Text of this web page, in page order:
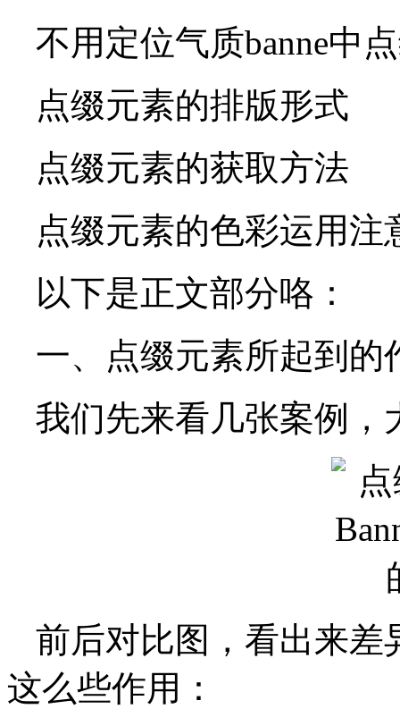
不用定位气质banne中
点缀元素的排版形式
点缀元素的获取方法
点缀元素的色彩运用注
以下是正文部分咯：
一、点缀元素所起到的
我们先来看几张案例，
前后对比图，看出来差
这么些作用：